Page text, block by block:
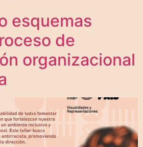
esquemas
de
organizacional